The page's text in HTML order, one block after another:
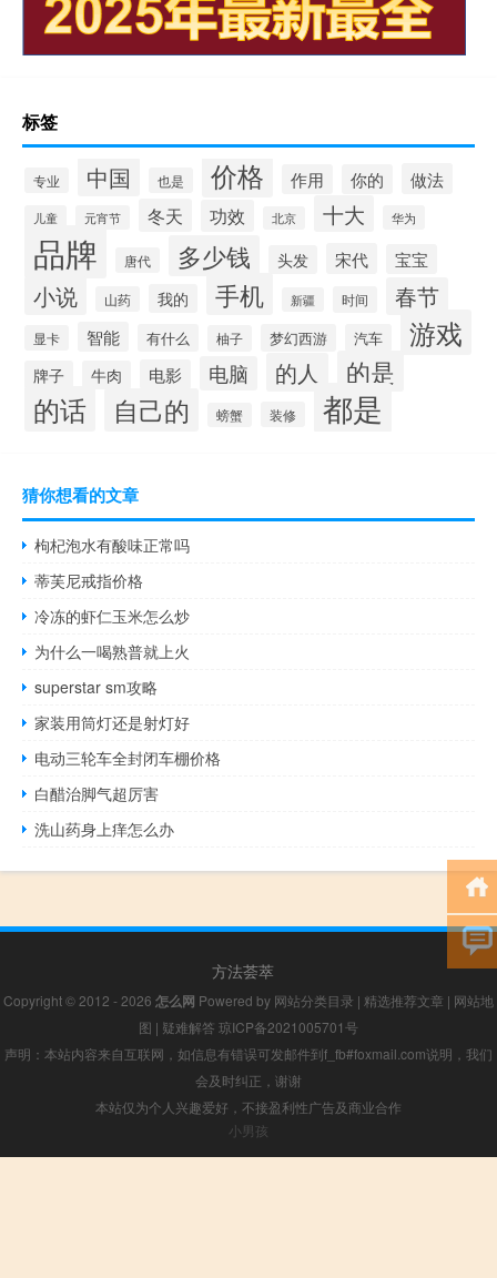
标签
专业 中国 也是 价格 作用 你的 做法
儿童 元宵节 冬天 功效 北京 十大 华为
品牌 唐代 多少钱 头发 宋代 宝宝
小说 山药 我的 手机 新疆 时间 春节
显卡 智能 有什么 柚子 梦幻西游 汽车 游戏
牌子 牛肉 电影 电脑 的人 的是
的话 自己的 螃蟹 装修 都是
猜你想看的文章
枸杞泡水有酸味正常吗
蒂芙尼戒指价格
冷冻的虾仁玉米怎么炒
为什么一喝熟普就上火
superstar sm攻略
家装用筒灯还是射灯好
电动三轮车全封闭车棚价格
白醋治脚气超厉害
洗山药身上痒怎么办
方法荟萃
Copyright © 2012 - 2026 怎么网 Powered by 网站分类目录 | 精选推荐文章 | 网站地
图 | 疑难解答 琼ICP备2021005701号
声明：本站内容来自互联网，如信息有错误可发邮件到f_fb#foxmail.com说明，我们
会及时纠正，谢谢
本站仅为个人兴趣爱好，不接盈利性广告及商业合作
小男孩